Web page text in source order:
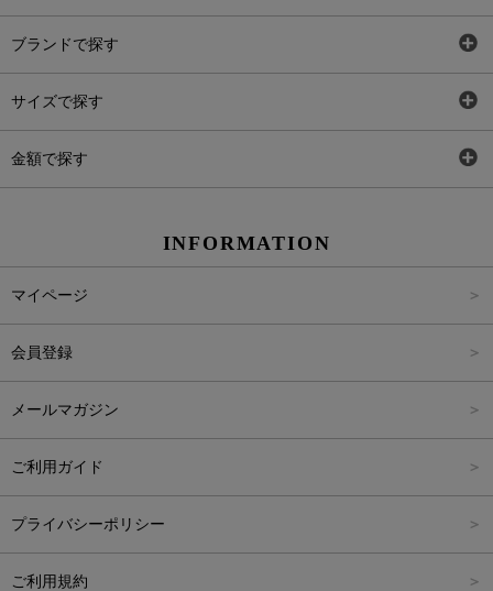
ブランドで探す
サイズで探す
金額で探す
INFORMATION
マイページ
会員登録
メールマガジン
ご利用ガイド
プライバシーポリシー
ご利用規約